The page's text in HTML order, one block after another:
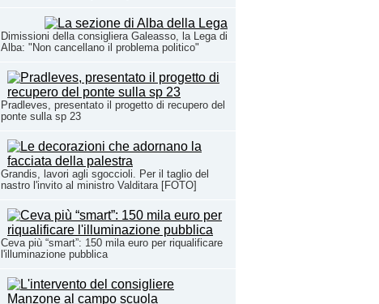
Dimissioni della consigliera Galeasso, la Lega di
Alba: "Non cancellano il problema politico"
Pradleves, presentato il progetto di recupero del
ponte sulla sp 23
Grandis, lavori agli sgoccioli. Per il taglio del
nastro l'invito al ministro Valditara [FOTO]
Ceva più “smart”: 150 mila euro per riqualificare
l'illuminazione pubblica